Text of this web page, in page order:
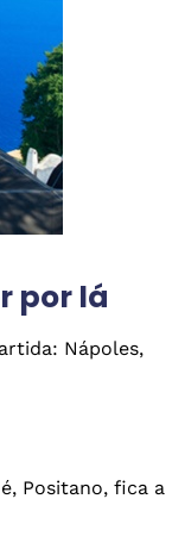
por lá
Nápoles,
Positano, fica a